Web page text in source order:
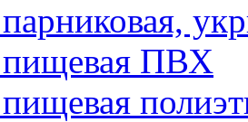
пищевая ПВХ